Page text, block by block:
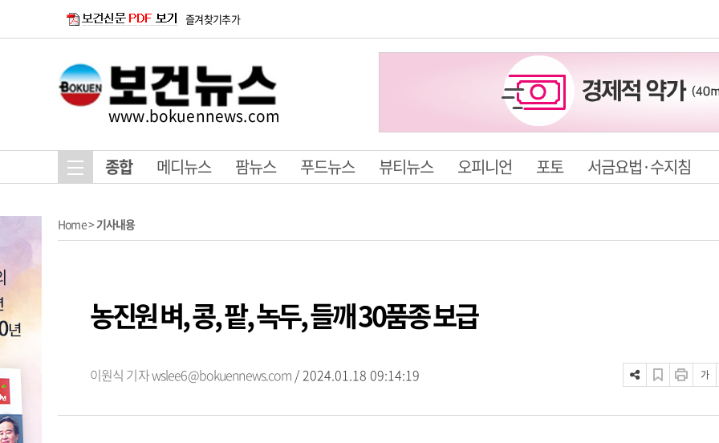
즐겨찾기추가
www.bokuennews.com
종합 메디뉴스 팜뉴스 푸드뉴스 뷰티뉴스 오피니언 포토 서금요법·수지침
Home>기사내용
농진원 벼, 콩, 팥, 녹두, 들깨 30품종 보급
이원식 기자wslee6@bokuennews.com / 2024.01.18 09:14:19 가